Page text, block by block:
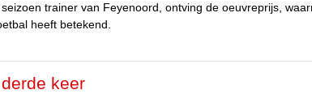
trainer van Feyenoord, ontving de oeuvreprijs,
heeft betekend.
keer